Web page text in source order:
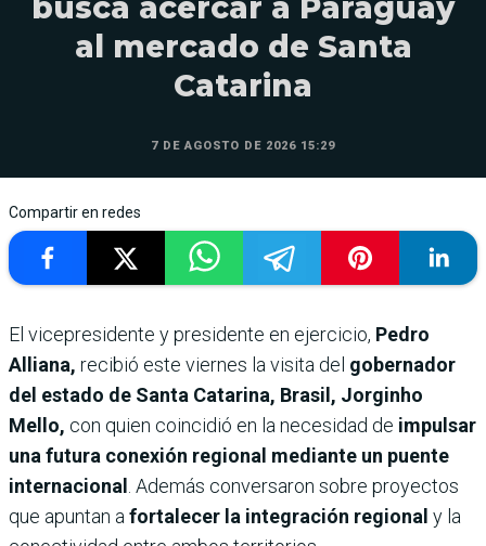
al mercado de Santa
Catarina
7 DE AGOSTO DE 2026 15:29
Compartir en redes
El vicepresidente y presidente en ejercicio, Pedro
Alliana, recibió este viernes la visita del gobernador
del estado de Santa Catarina, Brasil, Jorginho
Mello, con quien coincidió en la necesidad de impulsar
una futura conexión regional mediante un puente
internacional . Además conversaron sobre proyectos
que apuntan a fortalecer la integración regional y la